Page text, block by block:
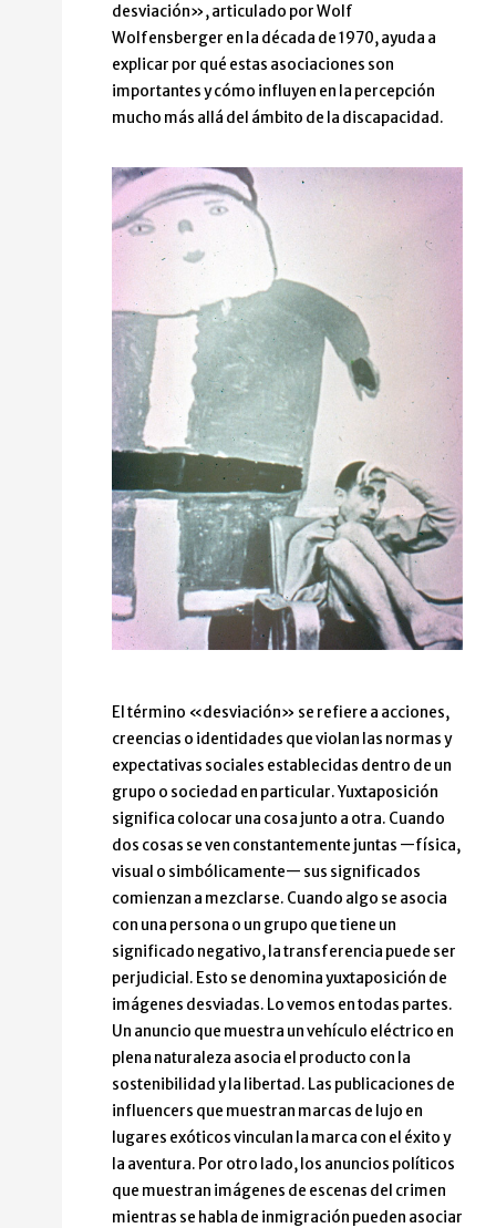
desviación», articulado por Wolf
Wolfensberger en la década de 1970, ayuda a
explicar por qué estas asociaciones son
importantes y cómo influyen en la percepción
mucho más allá del ámbito de la discapacidad.
El término «desviación» se refiere a acciones,
creencias o identidades que violan las normas y
expectativas sociales establecidas dentro de un
grupo o sociedad en particular. Yuxtaposición
significa colocar una cosa junto a otra. Cuando
dos cosas se ven constantemente juntas —física,
visual o simbólicamente— sus significados
comienzan a mezclarse. Cuando algo se asocia
con una persona o un grupo que tiene un
significado negativo, la transferencia puede ser
perjudicial. Esto se denomina yuxtaposición de
imágenes desviadas. Lo vemos en todas partes.
Un anuncio que muestra un vehículo eléctrico en
plena naturaleza asocia el producto con la
sostenibilidad y la libertad. Las publicaciones de
influencers que muestran marcas de lujo en
lugares exóticos vinculan la marca con el éxito y
la aventura. Por otro lado, los anuncios políticos
que muestran imágenes de escenas del crimen
mientras se habla de inmigración pueden asociar